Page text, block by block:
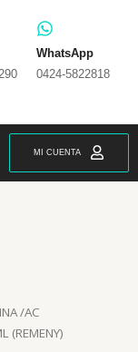
WhatsApp
0424-5822818
MI CUENTA
/AC
(REMENY)